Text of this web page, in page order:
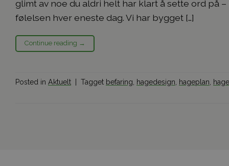
glimt av noe du aldri helt har klart å sette ord på
følelsen hver eneste dag. Vi har bygget […]
Continue reading →
Posted in Aktuelt Tagget befaring hagedesign hageplan